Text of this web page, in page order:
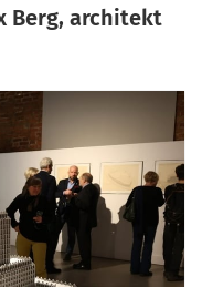
Berg, architekt